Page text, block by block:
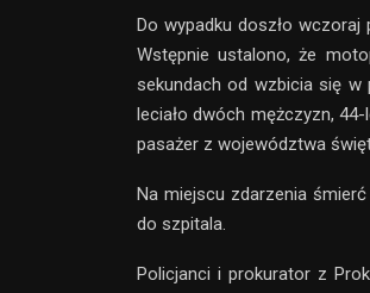
Do wypadku doszło
Wstępnie ustalono, że
sekundach od wzbicia się w
leciało dwóch mężczyzn,
pasażer z województwa
Na miejscu zdarzenia
do szpitala.
Policjanci i prokurator z